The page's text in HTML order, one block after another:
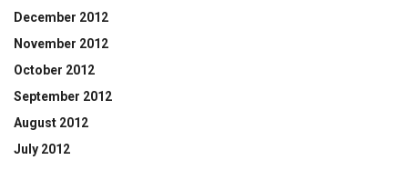
December 2012
November 2012
October 2012
September 2012
August 2012
July 2012